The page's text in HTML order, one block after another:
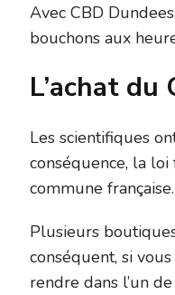
Avec CBD
bouchons aux
L’achat
Les scientifiques
conséquence, la
commune française.
Plusieurs
conséquent, si
rendre dans l’un